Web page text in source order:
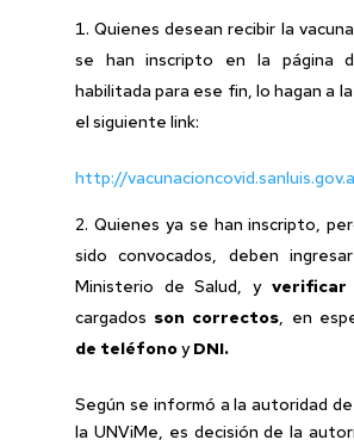
Quienes desean recibir la
se han inscripto en la página
habilitada para ese fin, lo hagan a
el siguiente link:
http://
Quienes ya se han inscripto,
sido convocados, deben
Ministerio de Salud, y verificar
cargados son correctos , en
de teléfonoyDNI.
Según se informó a la autoridad
la UNViMe, es decisión de la